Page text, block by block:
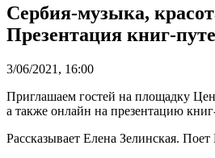
Сербия-музыка,
Презентация книг-
3/06/2021, 16:00
Приглашаем гостей на площадку
а также онлайн на презентацию
Рассказывает Елена Зелинская.